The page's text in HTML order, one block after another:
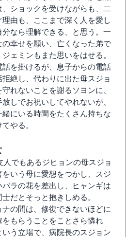
ショックを受けながらも、二
由も、ここまで深く人を愛し
なら理解できる、と思う。一
幸せを願い、亡くなった弟で
ェミンもまた思いをはせる。
を掛けるが、息子からの電話
絶し、代わりに出た母スジョ
れないことを謝るソヨンに、
しでお祝いしてやれないが、
にいる時間をたくさん持ちな
やる。
人でもあるジヒョンの母スジョ
いう母に愛想をつかし、スジ
バラの花を差出し、ヒャンギは
だとそっと抱きしめる。
の間は、修復できないほどに
もらうことをことさら憐れ
う立場で、病院長のスジョン